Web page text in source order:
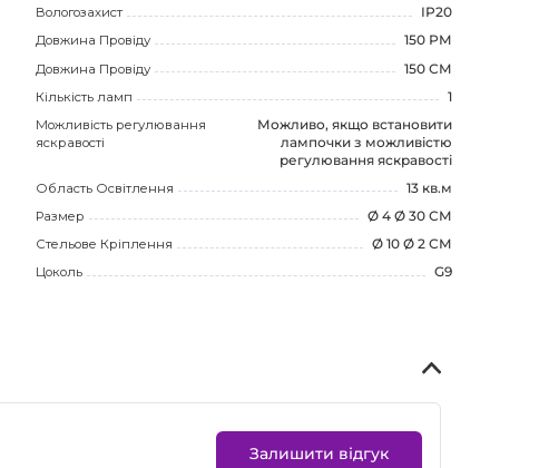
Вологозахист
IP20
Довжина Провіду
150 РМ
Довжина Провіду
150 СМ
Кількість ламп
1
Можливість регулювання
яскравості
Можливо, якщо встановити
лампочки з можливістю
регулювання яскравості
Область Освітлення
13 кв.м
Размер
Ø 4 Ø 30 СМ
Стельове Кріплення
Ø 10 Ø 2 СМ
Цоколь
G9
Залишити відгук